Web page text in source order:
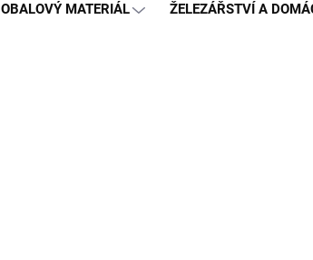
OBALOVÝ MATERIÁL ŽELEZÁŘSTVÍ A